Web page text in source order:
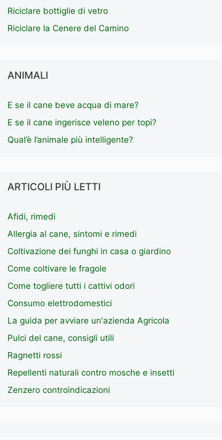
Riciclare bottiglie di vetro
Riciclare la Cenere del Camino
ANIMALI
E se il cane beve acqua di mare?
E se il cane ingerisce veleno per topi?
Qual’è l’animale più intelligente?
ARTICOLI PIÙ LETTI
Afidi, rimedi
Allergia al cane, sintomi e rimedi
Coltivazione dei funghi in casa o giardino
Come coltivare le fragole
Come togliere tutti i cattivi odori
Consumo elettrodomestici
La guida per avviare un'azienda Agricola
Pulci del cane, consigli utili
Ragnetti rossi
Repellenti naturali contro mosche e insetti
Zenzero controindicazioni